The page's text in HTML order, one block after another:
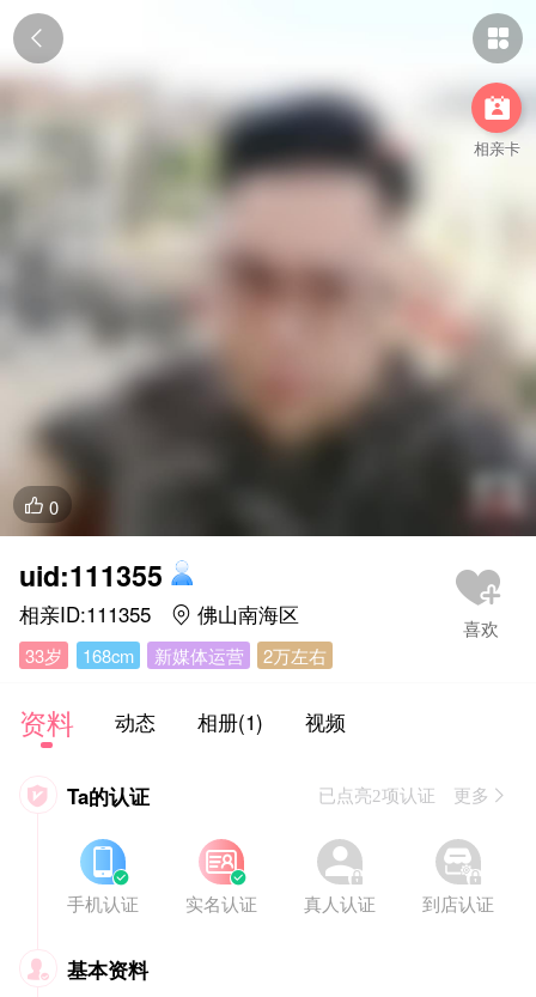
 

相亲卡
 0
uid:111355
相亲ID:111355  佛山南海区
33岁 168cm 新媒体运营 2万左右
资料 动态 相册(1) 视频
 Ta的认证 已点亮2项认证 更多


手机认证


实名认证


真人认证


到店认证
 基本资料